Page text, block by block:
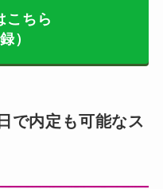
こちら
）
で内定も可能なス